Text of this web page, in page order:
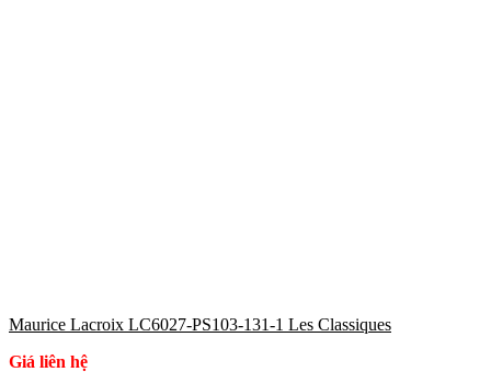
Maurice Lacroix LC6027-PS103-131-1 Les Classiques
Giá liên hệ